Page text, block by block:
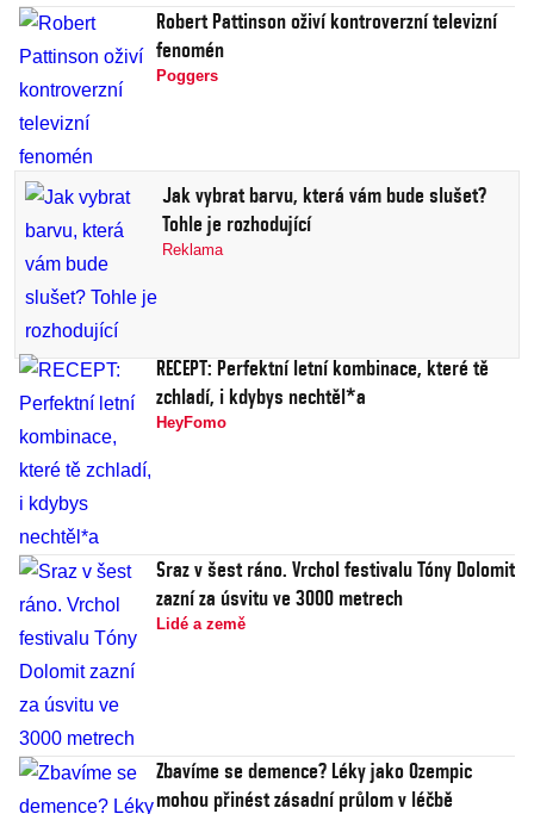
Robert Pattinson oživí kontroverzní televizní
fenomén
Poggers
Jak vybrat barvu, která vám bude slušet?
Tohle je rozhodující
Reklama
RECEPT: Perfektní letní kombinace, které tě
zchladí, i kdybys nechtěl*a
HeyFomo
Sraz v šest ráno. Vrchol festivalu Tóny Dolomit
zazní za úsvitu ve 3000 metrech
Lidé a země
Zbavíme se demence? Léky jako Ozempic
mohou přinést zásadní průlom v léčbě